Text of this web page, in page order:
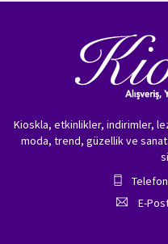
Kioskla, etkinlikler, indirimler,
moda, trend, güzellik ve
E-